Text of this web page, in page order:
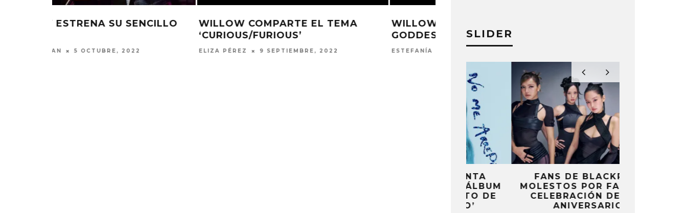
WILLOW COMPARTE EL TEMA
ELIZA PÉREZ 9 SEPTIEMBRE, 2022
WILLOW NOS TRAE ‘HOVER LIKE A
GODDESS’
ESTEFANÍA MARTÍNEZ 8 AGOSTO, 2022
SLIDER
FANS DE BLACKPINK
MOLESTOS POR FALTA DE
CELEBRACIÓN DEL 10º
ANIVERSARIO